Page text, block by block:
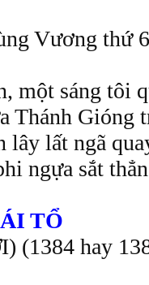
Vương thứ
một sáng tôi
Thánh Gióng
lây lất ngã
ngựa sắt
TỔ
(1384 hay